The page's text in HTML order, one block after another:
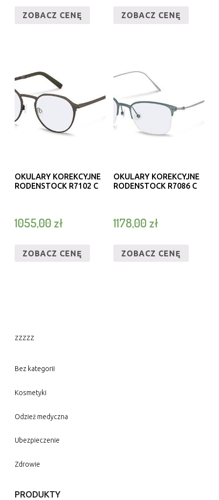
ZOBACZ CENĘ ZOBACZ CENĘ
OKULARY KOREKCYJNE
RODENSTOCK R7102 C
1055,00 zł
ZOBACZ CENĘ
OKULARY KOREKCYJNE
RODENSTOCK R7086 C
1178,00 zł
ZOBACZ CENĘ
zzzzz
Bez kategorii
Kosmetyki
Odzież medyczna
Ubezpieczenie
Zdrowie
PRODUKTY